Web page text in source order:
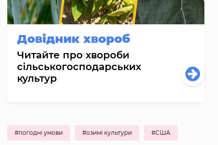
Довідник хвороб
Читайте про хвороби
сільськогосподарських
культур
#погодні умови #озимі культури #США